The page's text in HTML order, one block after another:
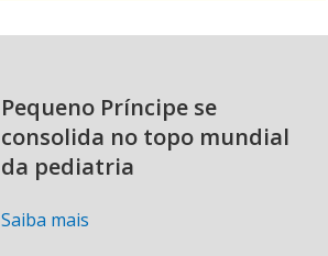
Pequeno Príncipe se
consolida no topo mundial
da pediatria
Saiba mais